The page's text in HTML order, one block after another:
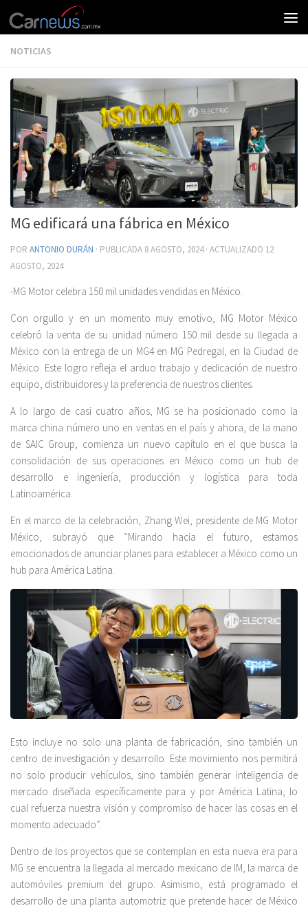
NOTICIAS
MG edificará una fábrica en México
POR ANTONIO DURÁN · PUBLICADA 8 AGOSTO, 2024· ACTUALIZADO 12
AGOSTO, 2024
-MG Motor celebra 150 mil unidades vendidas en México.
Con orgullo y en un momento muy emotivo, MG Motor México
celebró la venta de su unidad número 150 mil desde su llegada a
México con la entrega de un MG4 en MG Pedregal, en la Ciudad de
México. Este logro refleja el arduo trabajo y dedicación de nuestro
equipo, distribuidores y la preferencia de nuestros clientes.
A lo largo de casi cuatro años, MG se ha posicionado como la
marca china número uno en ventas en el país y ahora, de la mano
de SAIC Group, comienza un nuevo capítulo en el que busca la
consolidación de sus operaciones en México como un hub de
desarrollo e ingeniería, producción y logística para toda
Latinoamérica.
En el marco de la celebración, Zhang Wei, presidente de MG Motor
México, subrayó que “Mirando hacia el futuro, estamos
emocionados de anunciar planes para establecer a México como un
hub para América Latina.
Esto incluye no solo una planta de fabricación, sino también un
centro de investigación y desarrollo. Este movimiento nos permitirá
no solo producir vehículos, sino también generar inteligencia de
mercado diseñada específicamente para y por América Latina, lo
cual refuerza nuestra visión y compromiso de hacer las cosas en el
momento adecuado”.
Dentro de los proyectos que se contemplan en esta nueva era para
MG se encuentra la llegada al mercado mexicano de IM, la marca de
automóviles premium del grupo. Asimismo, está programado el
desarrollo de una planta automotriz que pretende hacer de México